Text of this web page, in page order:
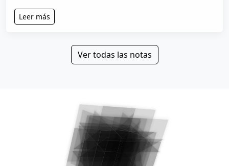
Leer más
Ver todas las notas